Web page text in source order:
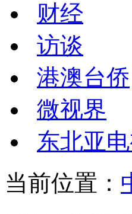
财经
访谈
港澳台侨
微视界
东北亚
当前位置：